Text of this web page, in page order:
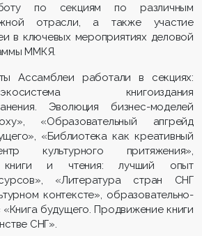
по секциям по различным
отрасли, а также участие
в ключевых мероприятиях деловой
ММКЯ.
Ассамблеи работали в секциях:
книгоиздания
Эволюция бизнес-моделей
«Образовательный апгрейд
«Библиотека как креативный
культурного притяжения»,
книги и чтения: лучший опыт
«Литература стран СНГ
контексте», образовательно-
будущего. Продвижение книги
СНГ».